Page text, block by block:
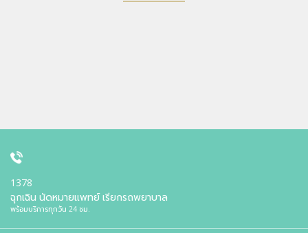
1378
ฉุกเฉิน นัดหมายแพทย์ เรียกรถพยาบาล
พร้อมบริการทุกวัน 24 ชม.